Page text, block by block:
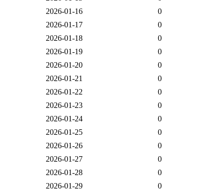
2026-01-16
0
2026-01-17
0
2026-01-18
0
2026-01-19
0
2026-01-20
0
2026-01-21
0
2026-01-22
0
2026-01-23
0
2026-01-24
0
2026-01-25
0
2026-01-26
0
2026-01-27
0
2026-01-28
0
2026-01-29
0